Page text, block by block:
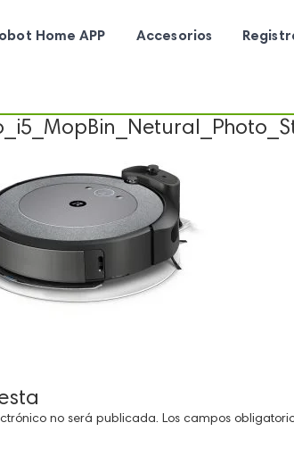
Home APP Accesorios
no será publicada. Los campos